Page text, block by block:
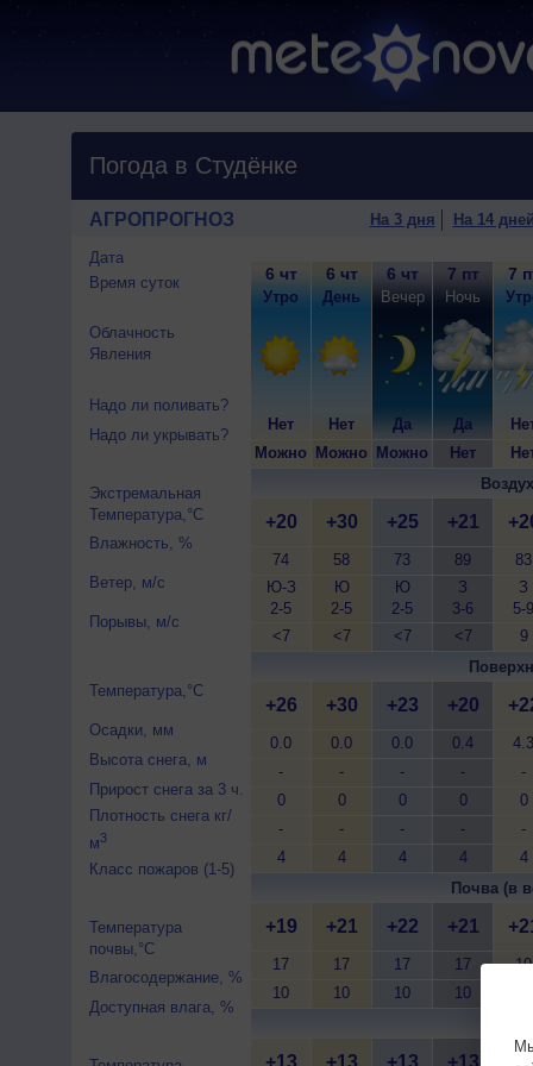
Погода в Студёнке
АГРОПРОГНОЗ На 3 дня На 14 дней
Дата
Время суток
Облачность
Явления
Надо ли поливать?
Надо ли укрывать?
Экстремальная
Температура,°C
Влажность, %
Ветер, м/с
Порывы, м/с
Температура,°C
Осадки, мм
Высота снега, м
Прирост снега за 3 ч.
Плотность снега кг/
м3
Класс пожаров (1-5)
Температура
почвы,°C
Влагосодержание, %
Доступная влага, %
6 чт
Утро
Нет
Можно
6 чт
День
Нет
Можно
6 чт
Вечер
Да
Можно
7 пт
Ночь
Да
Нет
7
+20
74
Ю-З
2-5
<7
+30
58
Ю
2-5
<7
+25
73
Ю
2-5
<7
+21
89
З
3-6
<7
83
З
5-9
9
+26
0.0
-
0
-
4
+30
0.0
-
0
-
4
+23
0.0
-
0
-
4
+20
0.4
-
0
-
4
4.3
-
0
-
4
Почва (в
+19
17
10
+21
17
10
+22
17
10
+21
17
10
19
+13 +13 +13 +13